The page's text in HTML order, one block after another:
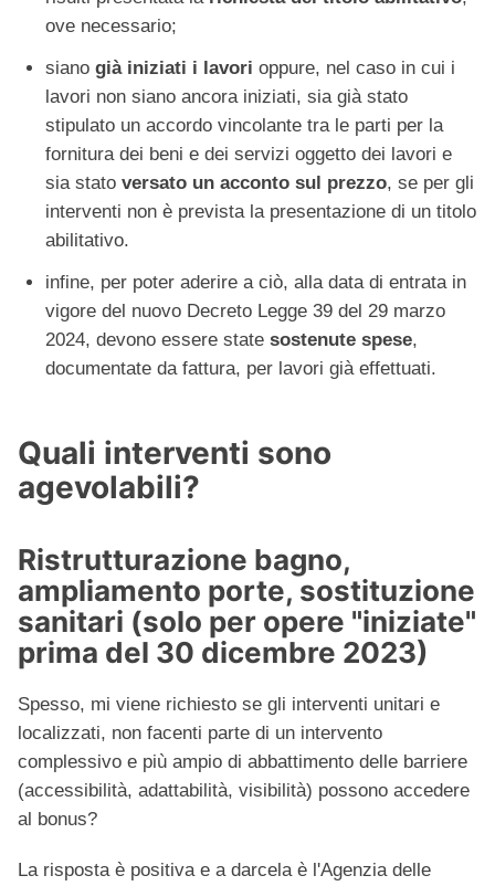
ove necessario;
siano già iniziati i lavori oppure, nel caso in cui i
lavori non siano ancora iniziati, sia già stato
stipulato un accordo vincolante tra le parti per la
fornitura dei beni e dei servizi oggetto dei lavori e
sia stato versato un acconto sul prezzo, se per gli
interventi non è prevista la presentazione di un titolo
abilitativo.
infine, per poter aderire a ciò, alla data di entrata in
vigore del nuovo Decreto Legge 39 del 29 marzo
2024, devono essere state sostenute spese,
documentate da fattura, per lavori già effettuati.
Quali interventi sono
agevolabili?
Ristrutturazione bagno,
ampliamento porte, sostituzione
sanitari (solo per opere "iniziate"
prima del 30 dicembre 2023)
Spesso, mi viene richiesto se gli interventi unitari e
localizzati, non facenti parte di un intervento
complessivo e più ampio di abbattimento delle barriere
(accessibilità, adattabilità, visibilità) possono accedere
al bonus?
La risposta è positiva e a darcela è l'Agenzia delle